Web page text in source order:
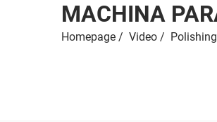
MACHINA
Homepage / Video /